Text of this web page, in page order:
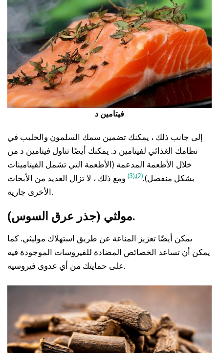
فيتامين د
إلى جانب ذلك ، يمكنك تضمين سمك السلمون والحليب في
نظامك الغذائي لفيتامين د. يمكنك أيضًا تناول فيتامين د من
خلال الأطعمة المدعمة (الأطعمة التي تشمل الفيتامينات
بشكل منفصل).(2)
,
(3)
ومع ذلك ، لا تزال العديد من الأبحاث
الأخرى جارية.
مولثي (جذر عرق السوس).
يمكن أيضًا تعزيز المناعة عن طريق استهلاك موليثي. كما
يمكن أن تساعد الخصائص المضادة للفيروسات الموجودة فيه
على حمايتك من أي عدوى فيروسية.